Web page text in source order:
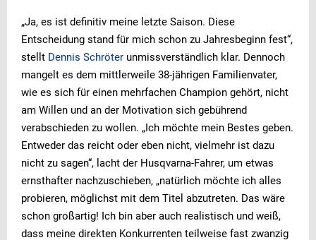
„Ja, es ist definitiv meine letzte Saison. Diese
Entscheidung stand für mich schon zu Jahresbeginn fest“,
stellt Dennis Schröter unmissverständlich klar. Dennoch
mangelt es dem mittlerweile 38-jährigen Familienvater,
wie es sich für einen mehrfachen Champion gehört, nicht
am Willen und an der Motivation sich gebührend
verabschieden zu wollen. „Ich möchte mein Bestes geben.
Entweder das reicht oder eben nicht, vielmehr ist dazu
nicht zu sagen“, lacht der Husqvarna-Fahrer, um etwas
ernsthafter nachzuschieben, „natürlich möchte ich alles
probieren, möglichst mit dem Titel abzutreten. Das wäre
schon großartig! Ich bin aber auch realistisch und weiß,
dass meine direkten Konkurrenten teilweise fast zwanzig